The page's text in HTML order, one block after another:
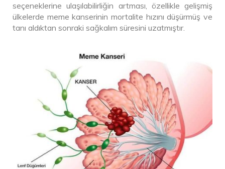
seçeneklerine ulaşılabilirliğin artması, özellikle gelişmiş
ülkelerde meme kanserinin mortalite hızını düşürmüş ve
tanı aldıktan sonraki sağkalım süresini uzatmıştır.